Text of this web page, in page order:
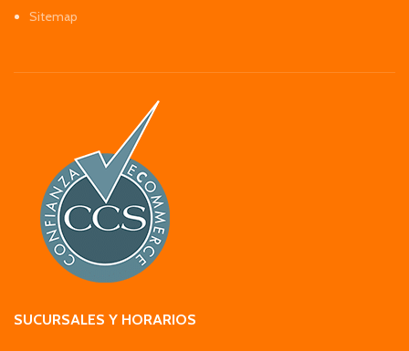
Sitemap
SUCURSALES Y HORARIOS